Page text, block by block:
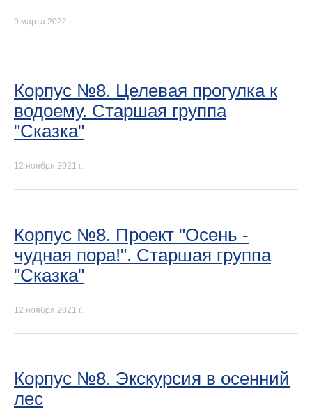
9 марта 2022 г.
Корпус №8. Целевая прогулка к
водоему. Старшая группа
"Сказка"
12 ноября 2021 г.
Корпус №8. Проект "Осень -
чудная пора!". Старшая группа
"Сказка"
12 ноября 2021 г.
Корпус №8. Экскурсия в осенний
лес